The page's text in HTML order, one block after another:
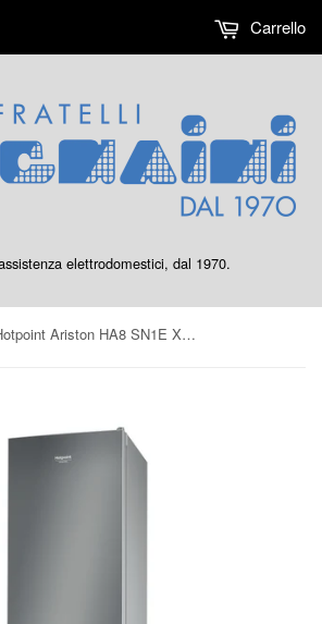
elettrodomestici, dal 1970.
Carrello
Ⓜ️🔵🔵🔵 Hotpoint Ariston HA8 SN1E X - Frigorifero combinato, NoFrost, 328 litri, SILVER, libera installazione, Nuova classe F (ex A+)